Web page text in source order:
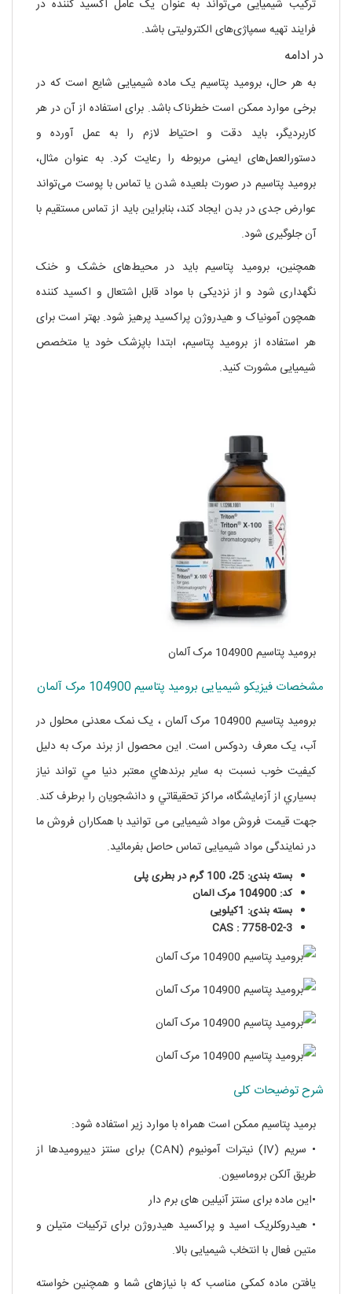
ترکیب شیمیایی می‌تواند به عنوان یک عامل اکسید کننده در
فرایند تهیه سمپاژی‌های الکترولیتی باشد.
در ادامه
به هر حال، برومید پتاسیم یک ماده شیمیایی شایع است که در
برخی موارد ممکن است خطرناک باشد. برای استفاده از آن در هر
کاربردیگر، باید دقت و احتیاط لازم را به عمل آورده و
دستورالعمل‌های ایمنی مربوطه را رعایت کرد. به عنوان مثال،
برومید پتاسیم در صورت بلعیده شدن یا تماس با پوست می‌تواند
عوارض جدی در بدن ایجاد کند، بنابراین باید از تماس مستقیم با
آن جلوگیری شود.
همچنین، برومید پتاسیم باید در محیط‌های خشک و خنک
نگهداری شود و از نزدیکی با مواد قابل اشتعال و اکسید کننده
همچون آمونیاک و هیدروژن پراکسید پرهیز شود. بهتر است برای
هر استفاده از برومید پتاسیم، ابتدا باپزشک خود یا متخصص
شیمیایی مشورت کنید.
برومید پتاسیم 104900 مرک آلمان
مشخصات فیزیکو شیمیایی برومید پتاسیم 104900 مرک آلمان
برومید پتاسیم 104900 مرک آلمان ، یک نمک معدنی محلول در
آب، یک معرف ردوکس است. اين محصول از برند مرک به دليل
کيفيت خوب نسبت به ساير برندهاي معتبر دنيا مي تواند نياز
بسياري از آزمايشگاه، مراکز تحقيقاتي و دانشجويان را برطرف کند.
جهت قیمت فروش مواد شیمیایی می توانید با همکاران فروش ما
در نمایندگی مواد شیمیایی تماس حاصل بفرمائید.
بسته بندی: 25، 100 گرم در بطری پلی
کد: 104900 مرک آلمان
بسته بندی: 1کیلویی
CAS :7758-02-3
شرح توضیحات کلی
برمید پتاسیم ممکن است همراه با موارد زیر استفاده شود:
• سریم (IV) نیترات آمونیوم (CAN) برای سنتز دیبرومیدها از
طریق آلکن بروماسیون.
•این ماده برای سنتز آنیلین های برم دار
• هیدروکلریک اسید و پراکسید هیدروژن برای ترکیبات متیلن و
متین فعال با انتخاب شیمیایی بالا.
یافتن ماده کمکی مناسب که با نیازهای شما و همچنین خواسته